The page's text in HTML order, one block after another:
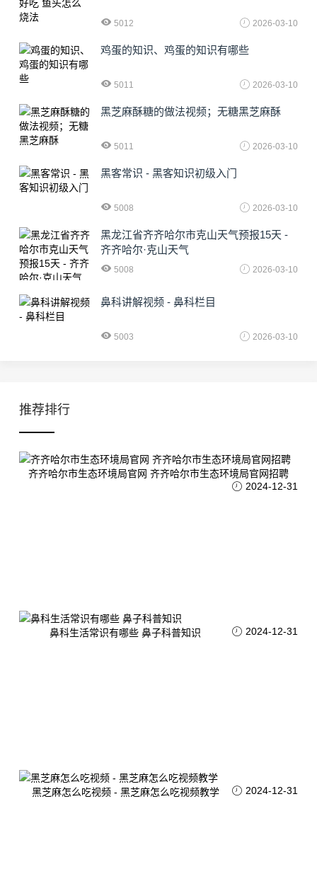
5012 2026-03-10
鸡蛋的知识、鸡蛋的知识有哪些
5011 2026-03-10
黑芝麻酥糖的做法视频；无糖黑芝麻酥
5011 2026-03-10
黑客常识 - 黑客知识初级入门
5008 2026-03-10
黑龙江省齐齐哈尔市克山天气预报15天 -
齐齐哈尔·克山天气
5008 2026-03-10
鼻科讲解视频 - 鼻科栏目
5003 2026-03-10
推荐排行
齐齐哈尔市生态环境局官网 齐齐哈尔市生态环境局官网招聘
2024-12-31
鼻科生活常识有哪些 鼻子科普知识 2024-12-31
黑芝麻怎么吃视频 - 黑芝麻怎么吃视频教学 2024-12-31